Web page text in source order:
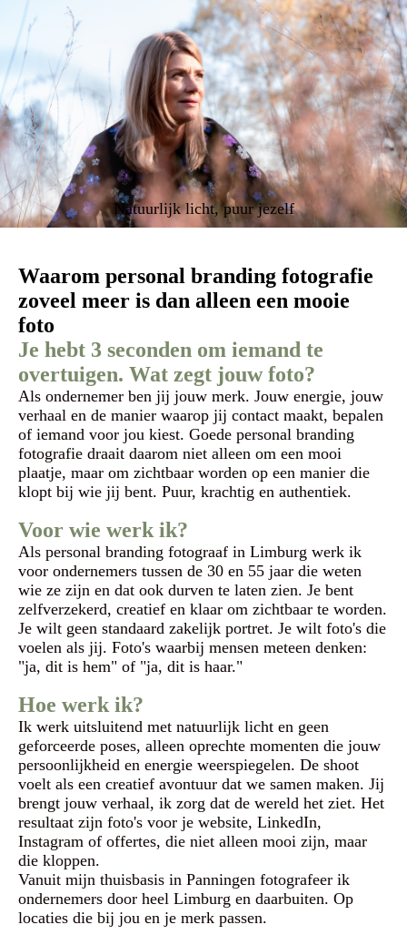
Natuurlijk licht, puur jezelf
Waarom personal branding fotografie
zoveel meer is dan alleen een mooie
foto
Je hebt 3 seconden om iemand te
overtuigen. Wat zegt jouw foto?
Als ondernemer ben jij jouw merk. Jouw energie, jouw
verhaal en de manier waarop jij contact maakt, bepalen
of iemand voor jou kiest. Goede personal branding
fotografie draait daarom niet alleen om een mooi
plaatje, maar om zichtbaar worden op een manier die
klopt bij wie jij bent. Puur, krachtig en authentiek.
Voor wie werk ik?
Als personal branding fotograaf in Limburg werk ik
voor ondernemers tussen de 30 en 55 jaar die weten
wie ze zijn en dat ook durven te laten zien. Je bent
zelfverzekerd, creatief en klaar om zichtbaar te worden.
Je wilt geen standaard zakelijk portret. Je wilt foto's die
voelen als jij. Foto's waarbij mensen meteen denken:
"ja, dit is hem" of "ja, dit is haar."
Hoe werk ik?
Ik werk uitsluitend met natuurlijk licht en geen
geforceerde poses, alleen oprechte momenten die jouw
persoonlijkheid en energie weerspiegelen. De shoot
voelt als een creatief avontuur dat we samen maken. Jij
brengt jouw verhaal, ik zorg dat de wereld het ziet. Het
resultaat zijn foto's voor je website, LinkedIn,
Instagram of offertes, die niet alleen mooi zijn, maar
die kloppen.
Vanuit mijn thuisbasis in Panningen fotografeer ik
ondernemers door heel Limburg en daarbuiten. Op
locaties die bij jou en je merk passen.